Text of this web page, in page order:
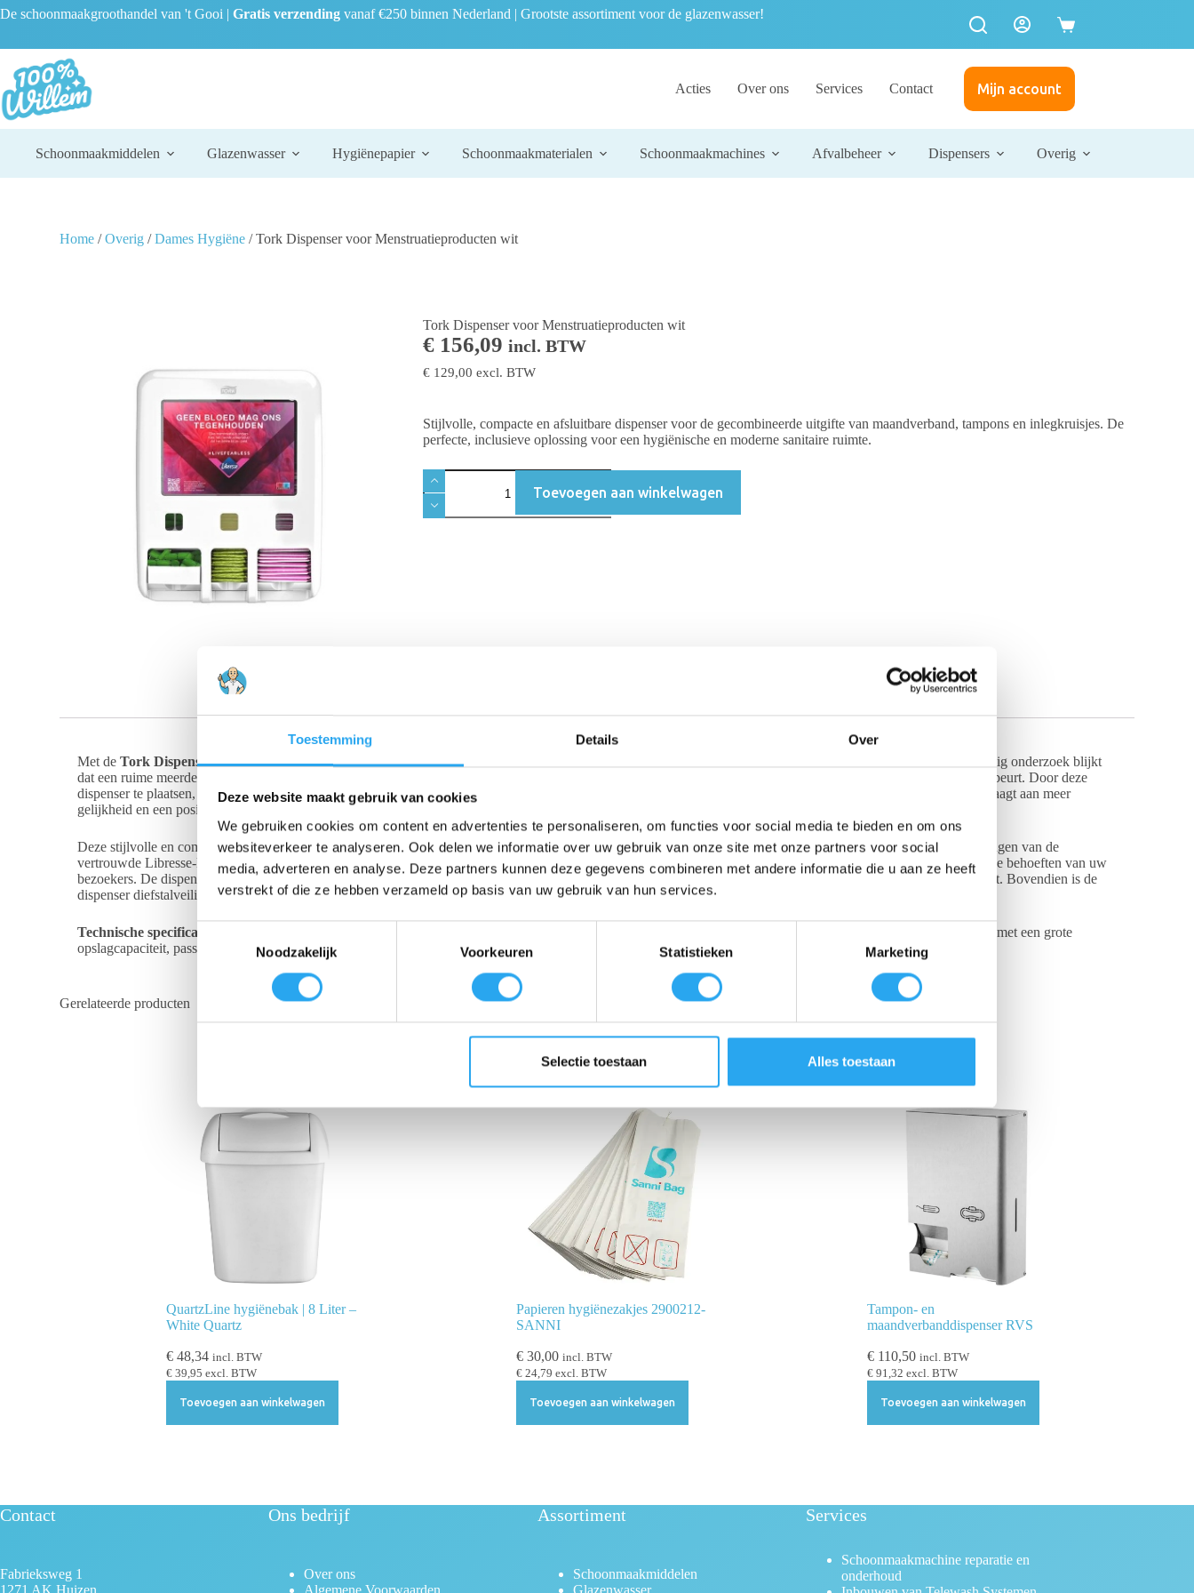
Toestemming Details Over
Deze website maakt gebruik van cookies
We gebruiken cookies om content en advertenties te personaliseren, om functies voor social media te bieden en om ons
websiteverkeer te analyseren. Ook delen we informatie over uw gebruik van onze site met onze partners voor social
media, adverteren en analyse. Deze partners kunnen deze gegevens combineren met andere informatie die u aan ze heeft
verstrekt of die ze hebben verzameld op basis van uw gebruik van hun services.
T
o
i
g
s
i
Noodzakelijk Voorkeuren Statistieken Marketing
Selectie toestaan Alles toestaan
De schoonmaakgroothandel van 't Gooi | Gratis verzending vanaf €250 binnen Nederland | Grootste assortiment voor de glazenwasser!
Acties Over ons Services Contact Mijn account
Schoonmaakmiddelen Glazenwasser Hygiënepapier Schoonmaakmaterialen Schoonmaakmachines Afvalbeheer Dispensers Overig
Home /Overig /Dames Hygiëne / Tork Dispenser voor Menstruatieproducten wit
Tork Dispenser voor Menstruatieproducten wit
€ 156,09 incl. BTW
€ 129,00 excl. BTW
Stijlvolle, compacte en afsluitbare dispenser voor de gecombineerde uitgifte van maandverband, tampons en inlegkruisjes. De
perfecte, inclusieve oplossing voor een hygiënische en moderne sanitaire ruimte.
Toevoegen aan winkelwagen
Met deTork Dispenser voor Menstruatieproducten wittilt u de gastvrijheid en de hygiënestandaard in uw sanitaire ruimtes naar een hoger niveau. Uit grootschalig onderzoek blijkt
dat een ruime meerderheid van de medewerkers vindt dat menstruatieproducten op de werkplek beschikbaar moeten zijn, terwijl dit in de praktijk nog nauwelijks gebeurt. Door deze
dispenser te plaatsen, toont u direct dat u actief zorgt voor het welzijn van uw personeel, gasten en studenten. Het biedt een discrete en inclusieve oplossing die bijdraagt aan meer
gelijkheid en een positieve, moderne werkcultuur binnen uw organisatie.
Deze stijlvolle en compacte dispenser heeft ondanks zijn bescheiden afmetingen een grote capaciteit. Het unieke ontwerp maakt het mogelijk om verschillende vullingen van de
vertrouwde Libresse-kwaliteit – zoals maandverband, tampons en inlegkruisjes – overzichtelijk in één en dezelfde dispenser aan te bieden. Zo voorziet u in de diverse behoeften van uw
bezoekers. De dispenser sluit naadloos aan bij het herkenbare Tork Elevation-assortiment, waardoor u een uniforme uitstraling in uw sanitaire voorzieningen behoudt. Bovendien is de
dispenser diefstalveilig afsluitbaar en eenvoudig te openen en te onderhouden met de universele Tork sleutel.
Technische specificaties (Bulletpoints)
Stijlvolle en afsluitbare Tork dispenser voor de gecombineerde uitgifte van Libresse menstruatieproducten. Compact design met een grote
opslagcapaciteit, passend binnen de Tork Elevation-lijn. Eenvoudig toegankelijk en te onderhouden met de standaard Tork sleutel.
Gerelateerde producten
QuartzLine hygiënebak | 8 Liter –
White Quartz
€ 48,34 incl. BTW
€ 39,95 excl. BTW
Toevoegen aan winkelwagen
Papieren hygiënezakjes 2900212-
SANNI
€ 30,00 incl. BTW
€ 24,79 excl. BTW
Toevoegen aan winkelwagen
Tampon- en
maandverbanddispenser RVS
€110,50 incl. BTW
€91,32 excl. BTW
Toevoegen aan winkelwagen
Contact
Fabrieksweg 1
1271 AK Huizen
Ons bedrijf
Over ons
Algemene Voorwaarden
Assortiment
Schoonmaakmiddelen
Glazenwasser
Services
Schoonmaakmachine reparatie en
onderhoud